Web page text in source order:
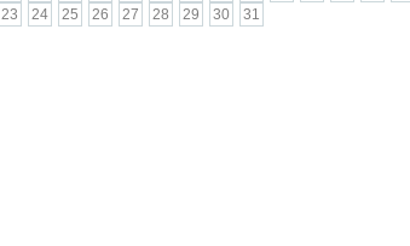
23 24 25 26 27 28 29 30 31